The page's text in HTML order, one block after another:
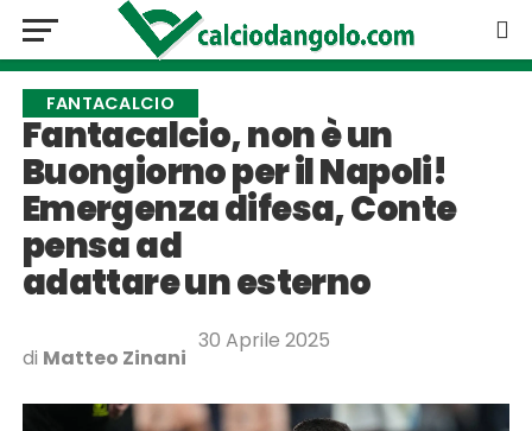
FANTACALCIO
Fantacalcio, non è un
Buongiorno per il Napoli!
Emergenza difesa, Conte
pensa ad
adattare un esterno
di Matteo Zinani
30 Aprile 2025